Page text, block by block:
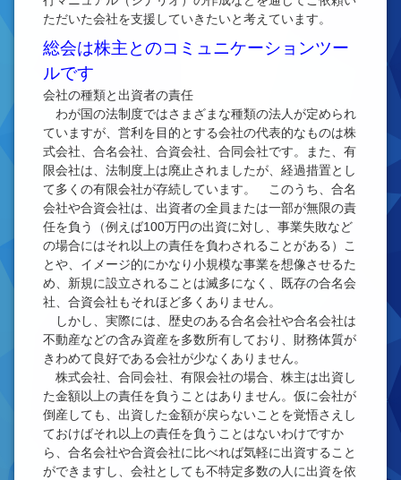
ただいた会社を支援していきたいと考えています。
総会は株主とのコミュニケーションツー
ルです
会社の種類と出資者の責任
わが国の法制度ではさまざまな種類の法人が定められ
ていますが、営利を目的とする会社の代表的なものは株
式会社、合名会社、合資会社、合同会社です。また、有
限会社は、法制度上は廃止されましたが、経過措置とし
て多くの有限会社が存続しています。 このうち、合名
会社や合資会社は、出資者の全員または一部が無限の責
任を負う（例えば100万円の出資に対し、事業失敗など
の場合にはそれ以上の責任を負わされることがある）こ
とや、イメージ的にかなり小規模な事業を想像させるた
め、新規に設立されることは滅多になく、既存の合名会
社、合資会社もそれほど多くありません。
しかし、実際には、歴史のある合名会社や合名会社は
不動産などの含み資産を多数所有しており、財務体質が
きわめて良好である会社が少なくありません。
株式会社、合同会社、有限会社の場合、株主は出資し
た金額以上の責任を負うことはありません。仮に会社が
倒産しても、出資した金額が戻らないことを覚悟さえし
ておけばそれ以上の責任を負うことはないわけですか
ら、合名会社や合資会社に比べれば気軽に出資すること
ができますし、会社としても不特定多数の人に出資を依